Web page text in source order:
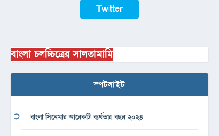
Twitter
বাংলা চলচ্চিত্রের সালতামামি
স্পটলাইট
বাংলা সিনেমার আরেকটি ব্যর্থতার বছর ২০২৪